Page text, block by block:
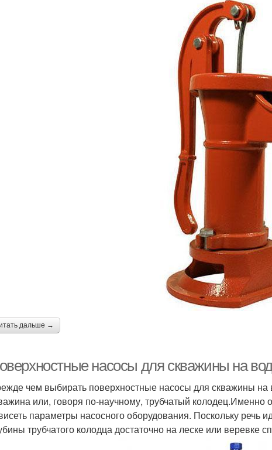
дальше →
насосы для скважины на
чем выбирать поверхностные насосы для скважины на
или, говоря по-научному, трубчатый колодец.Именно
параметры насосного оборудования. Поскольку речь
трубчатого колодца достаточно на леске или веревке